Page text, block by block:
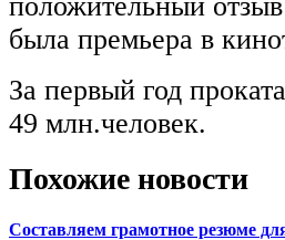
положительный
была премьера в
За первый год
49 млн.человек.
Похожие новости
Составляем грамотное резюме